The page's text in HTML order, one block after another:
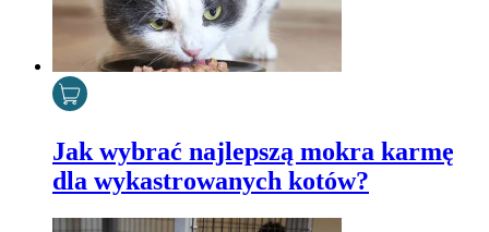
Jak wybrać najlepszą mokra karmę
dla wykastrowanych kotów?